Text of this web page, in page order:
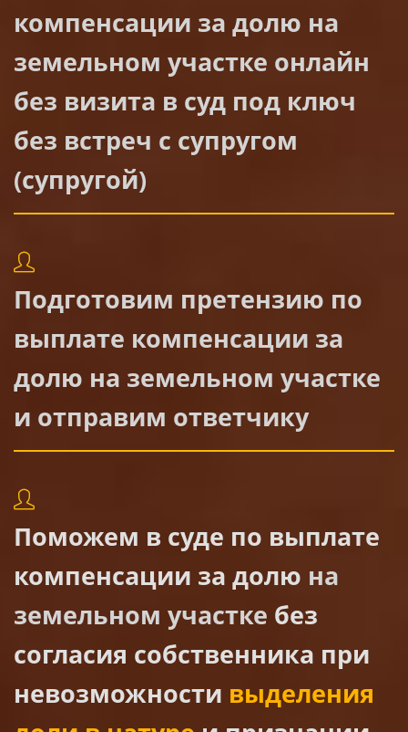
компенсации за долю на
земельном участке онлайн
без визита в суд под ключ
без встреч с супругом
(супругой)
Подготовим претензию по
выплате компенсации за
долю на земельном участке
и отправим ответчику
Поможем в суде по выплате
компенсации за долю на
земельном участке без
согласия собственника при
невозможности выделения